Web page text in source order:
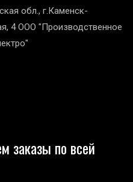
обл., г.Каменск-
4 ООО "Производственное
заказы по всей